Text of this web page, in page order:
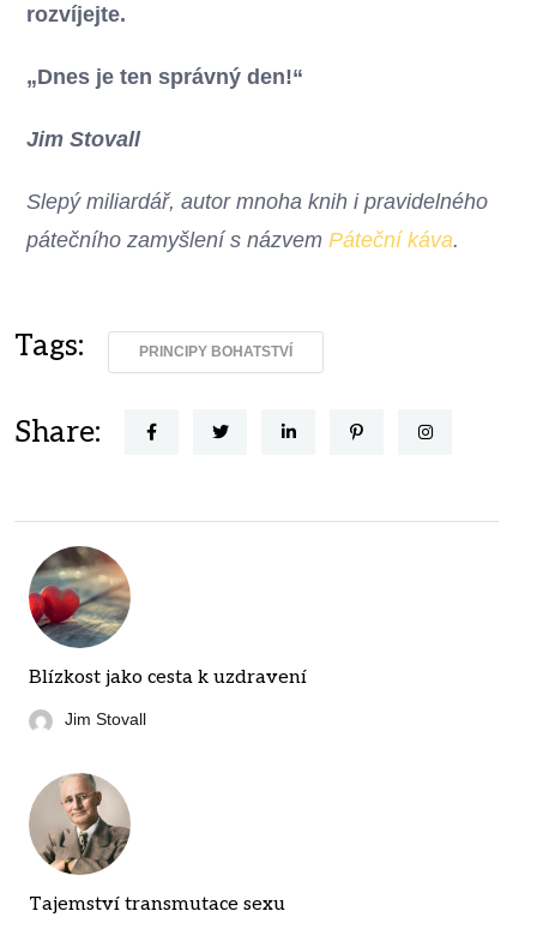
rozvíjejte.
„Dnes je ten správný den!“
Jim Stovall
Slepý miliardář, autor mnoha knih i pravidelného
pátečního zamyšlení s názvem Páteční káva.
Tags: PRINCIPY BOHATSTVÍ
Share:
Blízkost jako cesta k uzdravení
Jim Stovall
Tajemství transmutace sexu